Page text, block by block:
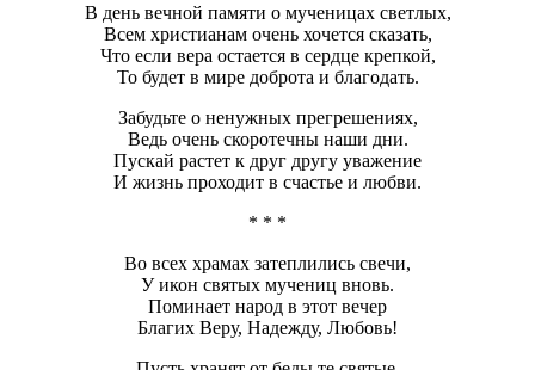
В день вечной памяти о мученицах светлых,
Всем христианам очень хочется сказать,
Что если вера остается в сердце крепкой,
То будет в мире доброта и благодать.
Забудьте о ненужных прегрешениях,
Ведь очень скоротечны наши дни.
Пускай растет к друг другу уважение
И жизнь проходит в счастье и любви.
* * *
Во всех храмах затеплились свечи,
У икон святых мучениц вновь.
Поминает народ в этот вечер
Благих Веру, Надежду, Любовь!